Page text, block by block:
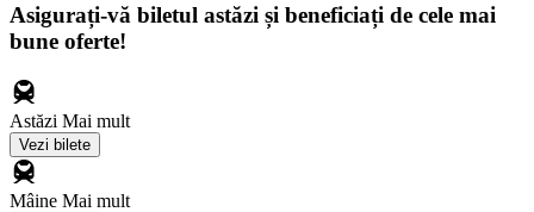
Asigurați-vă biletul astăzi și beneficiați de cele mai
bune oferte!
Astăzi Mai mult
Vezi bilete
Mâine Mai mult